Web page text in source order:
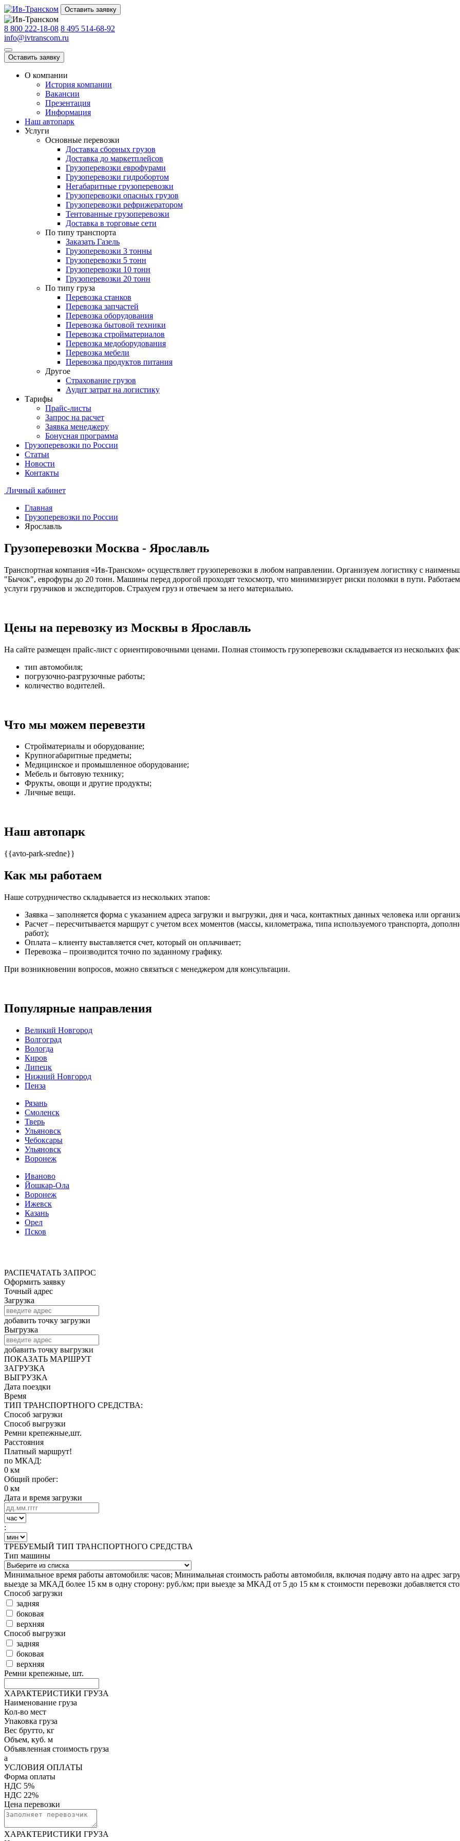
Оставить заявку
8 800 222-18-08 8 495 514-68-92
info@ivtranscom.ru
Оставить заявку
О компании
История компании
Вакансии
Презентация
Информация
Наш автопарк
Услуги
Основные перевозки
Доставка сборных грузов
Доставка до маркетплейсов
Грузоперевозки еврофурами
Грузоперевозки гидробортом
Негабаритные грузоперевозки
Грузоперевозки опасных грузов
Грузоперевозки рефрижератором
Тентованные грузоперевозки
Доставка в торговые сети
По типу транспорта
Заказать Газель
Грузоперевозки 3 тонны
Грузоперевозки 5 тонн
Грузоперевозки 10 тонн
Грузоперевозки 20 тонн
По типу груза
Перевозка станков
Перевозка запчастей
Перевозка оборудования
Перевозка бытовой техники
Перевозка стройматериалов
Перевозка медоборудования
Перевозка мебели
Перевозка продуктов питания
Другое
Страхование грузов
Аудит затрат на логистику
Тарифы
Прайс-листы
Запрос на расчет
Заявка менеджеру
Бонусная программа
Грузоперевозки по России
Статьи
Новости
Контакты
Личный кабинет
Главная
Грузоперевозки по России
Ярославль
Грузоперевозки Москва - Ярославль
Транспортная компания «Ив-Транском» осуществляет грузоперевозки в любом направлении. Организуем логистику с
"Бычок", еврофуры до 20 тонн. Машины перед дорогой проходят техосмотр, что минимизирует риски поломки в пути.
услуги грузчиков и экспедиторов. Страхуем груз и отвечаем за него материально.
Цены на перевозку из Москвы в Ярославль
На сайте размещен прайс-лист с ориентировочными ценами. Полная стоимость грузоперевозки складывается из нескольких
тип автомобиля;
погрузочно-разгрузочные работы;
количество водителей.
Что мы можем перевезти
Стройматериалы и оборудование;
Крупногабаритные предметы;
Медицинское и промышленное оборудование;
Мебель и бытовую технику;
Фрукты, овощи и другие продукты;
Личные вещи.
Наш автопарк
{{avto-park-sredne}}
Как мы работаем
Наше сотрудничество складывается из нескольких этапов:
Заявка – заполняется форма с указанием адреса загрузки и выгрузки, дня и часа, контактных данных человека или
Расчет – пересчитывается маршрут с учетом всех моментов (массы, километража, типа используемого транспорта,
работ);
Оплата – клиенту выставляется счет, который он оплачивает;
Перевозка – производится точно по заданному графику.
При возникновении вопросов, можно связаться с менеджером для консультации.
Популярные направления
Великий Новгород
Волгоград
Вологда
Киров
Липецк
Нижний Новгород
Пенза
Рязань
Смоленск
Тверь
Ульяновск
Чебоксары
Ульяновск
Воронеж
Иваново
Йошкар-Ола
Воронеж
Ижевск
Казань
Орел
Псков
РАСПЕЧАТАТЬ ЗАПРОС
Оформить заявку
Точный адрес
Загрузка
добавить точку загрузки
Выгрузка
добавить точку выгрузки
ПОКАЗАТЬ МАРШРУТ
ЗАГРУЗКА
ВЫГРУЗКА
Дата поездки
Время
ТИП ТРАНСПОРТНОГО СРЕДСТВА:
Способ загрузки
Способ выгрузки
Ремни крепежные,шт.
Расстояния
Платный маршрут!
по МКАД:
0 км
Общий пробег:
0 км
Дата и время загрузки
:
ТРЕБУЕМЫЙ ТИП ТРАНСПОРТНОГО СРЕДСТВА
Тип машины
Минимальное время работы автомобиля: часов; Минимальная стоимость работы автомобиля, включая подачу авто на адрес
выезде за МКАД более 15 км в одну сторону: руб./км; при выезде за МКАД от 5 до 15 км к стоимости перевозки добавляется
Способ загрузки
задняя
боковая
верхняя
Способ выгрузки
задняя
боковая
верхняя
Ремни крепежные, шт.
ХАРАКТЕРИСТИКИ ГРУЗА
Наименование груза
Кол-во мест
Упаковка груза
Вес брутто, кг
Объем, куб. м
Объявленная стоимость груза
а
УСЛОВИЯ ОПЛАТЫ
Форма оплаты
НДС 5%
НДС 22%
Цена перевозки
ХАРАКТЕРИСТИКИ ГРУЗА